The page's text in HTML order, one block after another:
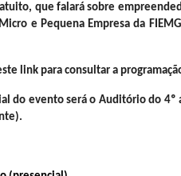
que falará sobre
e Pequena Empresa da
link para consultar a
do evento será o Auditório do